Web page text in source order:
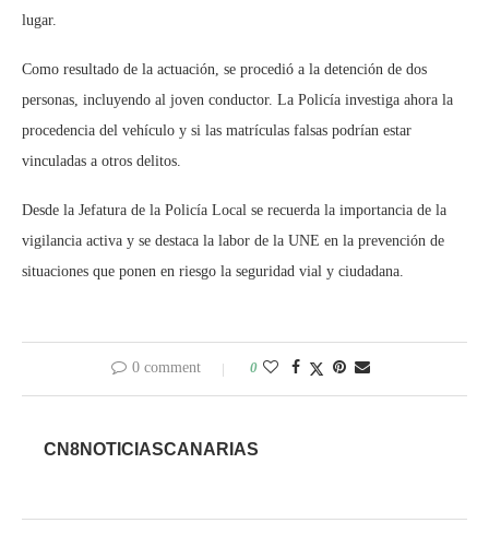
lugar.
Como resultado de la actuación, se procedió a la detención de dos
personas, incluyendo al joven conductor. La Policía investiga ahora la
procedencia del vehículo y si las matrículas falsas podrían estar
vinculadas a otros delitos.
Desde la Jefatura de la Policía Local se recuerda la importancia de la
vigilancia activa y se destaca la labor de la UNE en la prevención de
situaciones que ponen en riesgo la seguridad vial y ciudadana.
0 comment 0
CN8NOTICIASCANARIAS